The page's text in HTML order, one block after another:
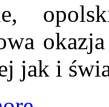
jak i